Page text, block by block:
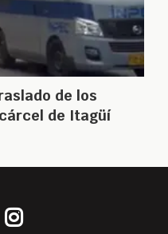
de los
de Itagüí